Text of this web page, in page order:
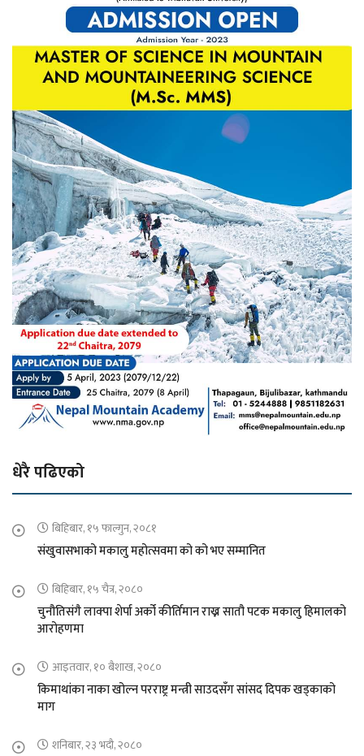
धेरै पढिएको
बिहिबार, १५ फाल्गुन, २०८१
संखुवासभाको मकालु महोत्सवमा को को भए सम्मानित
बिहिबार, १५ चैत्र, २०८०
चुनौतिसंगै लाक्पा शेर्पा अर्को कीर्तिमान राख्न सातौ पटक मकालु हिमालको
आरोहणमा
आइतवार, १० बैशाख, २०८०
किमाथांका नाका खोल्न परराष्ट्र मन्त्री साउदसँग सांसद दिपक खड्काको
माग
शनिबार, २३ भदौ, २०८०